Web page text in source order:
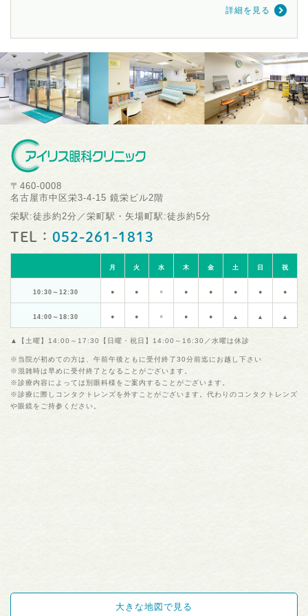
詳細を見る
〒460-0008
名古屋市中区栄3-4-15 鏡栄ビル2階
栄駅:徒歩約2分／栄町駅・矢場町駅:徒歩約5分
TEL： 052-261-1813
月 火 水 木 金 土 日 祝
10:30～12:30 ● ● × ● ● ● ● ●
14:00～18:30 ● ● × ● ● ▲ ▲ ▲
▲【土曜】14:00～17:30【日曜・祝日】14:00～16:30／水曜は休診
※当院が初めての方は、午前午後ともに受付終了30分前迄にお越し下さい
※混雑時は早めに受付終了となることがございます。
※診療内容によっては別眼科様をご案内することがございます。
※診療に際しコンタクトレンズを外すことがございます。代わりのコンタクトレンズ
や眼鏡をご持参ください。
大きな地図で見る